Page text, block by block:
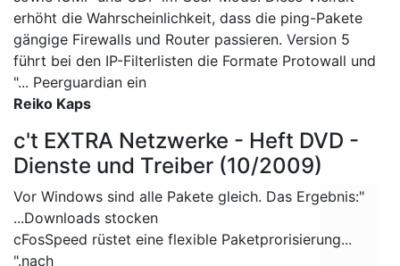
erhöht die Wahrscheinlichkeit, dass die ping-Pakete
gängige Firewalls und Router passieren. Version 5
führt bei den IP-Filterlisten die Formate Protowall und
Peerguardian ein ..."
Reiko Kaps
c't EXTRA Netzwerke - Heft DVD -
Dienste und Treiber (10/2009)
"Vor Windows sind alle Pakete gleich. Das Ergebnis:
Downloads stocken...
...cFosSpeed rüstet eine flexible Paketprorisierung
nach."